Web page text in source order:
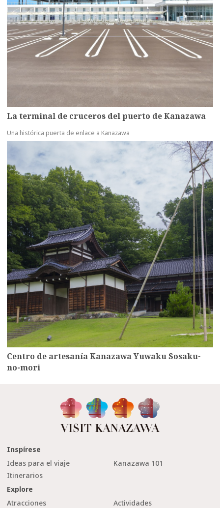
La terminal de cruceros del puerto de Kanazawa
Una histórica puerta de enlace a Kanazawa
Centro de artesanía Kanazawa Yuwaku Sosaku-
no-mori
Inspírese
Ideas para el viaje
Kanazawa 101
Itinerarios
Explore
Atracciones
Actividades